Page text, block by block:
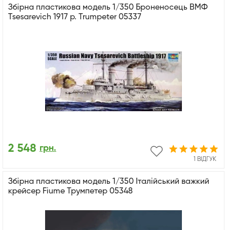
Збірна пластикова модель 1/350 Броненосець ВМФ
Tsesarevich 1917 р. Trumpeter 05337
1 ВІДГУК
2 548 грн.
Збірна пластикова модель 1/350 Італійський важкий
крейсер Fiume Трумпетер 05348